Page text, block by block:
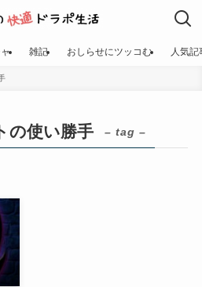
雑記 おしらせにツッコむ 人気記
の使い勝手 – tag –